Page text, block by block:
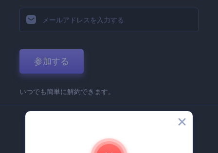
参加する
いつでも簡単に解約できます。
Renderforest 企業情報